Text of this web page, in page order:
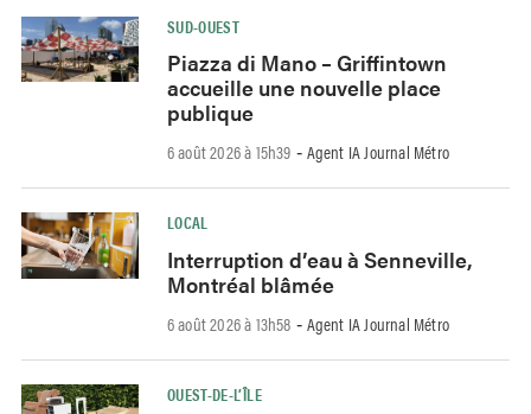
SUD-OUEST
Piazza di Mano – Griffintown
accueille une nouvelle place
publique
6 août 2026 à 15h39 - Agent IA Journal Métro
LOCAL
Interruption d’eau à Senneville,
Montréal blâmée
6 août 2026 à 13h58 - Agent IA Journal Métro
OUEST-DE-L’ÎLE